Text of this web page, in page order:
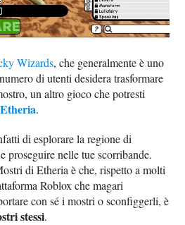
Wizards, che generalmente è uno
di utenti desidera trasformare
un altro gioco che potresti
.
di esplorare la regione di
e proseguire nelle tue scorribande.
di Etheria è che, rispetto a molti
Roblox che magari
con sé i mostri o sconfiggerli, è
stessi.